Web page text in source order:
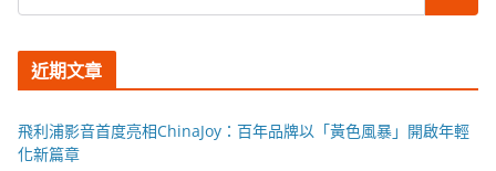
近期文章
飛利浦影音首度亮相ChinaJoy：百年品牌以「黃色風暴」開啟年輕
化新篇章